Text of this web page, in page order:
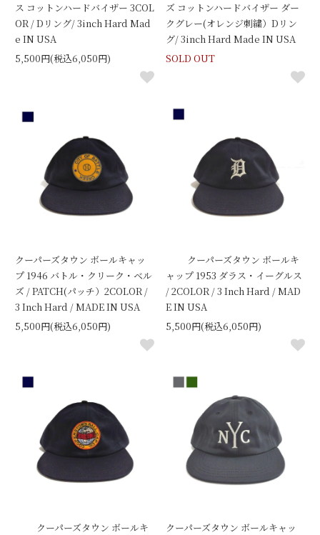
ス コットンハードバイザー 3COL
OR / Dリング/ 3inch Hard Mad
e IN USA
5,500円(税込6,050円)
ズ コットンハードバイザー ダー
クグレー(オレンジ刺繍）Dリン
グ/ 3inch Hard Made IN USA
SOLD OUT
クーパーズタウン ボールキャッ
プ 1946 バトル・クリーク・ベル
ズ / PATCH(パッチ）2COLOR /
3 Inch Hard / MADE IN USA
5,500円(税込6,050円)
クーパーズタウン ボールキ
ャップ 1953 ダラス・イーグルス
/ 2COLOR / 3 Inch Hard / MAD
E IN USA
5,500円(税込6,050円)
クーパーズタウン ボールキ
クーパーズタウン ボールキャッ